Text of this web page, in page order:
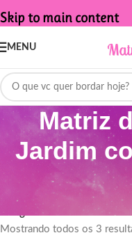
Skip to main content
MENU
Matriz
Jardim
Início
Produtos marcados com a
Margaridas”
Mostrando todos os 3